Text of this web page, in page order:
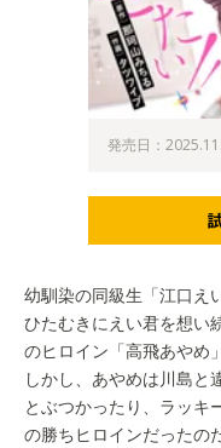
発売日：
幼馴染の同級生「江口え
ひたむきにえい君を想い
のヒロイン「高飛あやめ
しかし、あやめは川島と
とぶつかったり、ラッキ
の勝ちヒロインだったのだ